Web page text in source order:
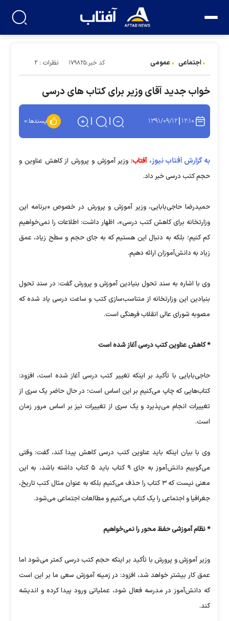
اجتماعی عمومی کد خبر:۱۷۹۸۲۵ نظرات : ۲
خواب جدید آقای وزیر برای کتاب های درسی
۱۲:۱۰ ۱۳۹۱/۰۹/۱۲ پسندها:۰
به گزارش آفتاب نیوز، آفتاب: وزیر آموزش و پرورش از کاهش عناوین و
حجم کتب درسی خبر داد.
حمیدرضا حاجی‌بابایی، وزیر آموزش و پرورش در خصوص «برنامه این
وزارتخانه برای کاهش کتب درسی»، اظهار داشت: اطلاعات را نمی‌خواهیم
کم کنیم؛ بلکه به دنبال این هستیم که به جای حجم و سطح زیاد، عمق
زیاد به دانش‌آموزان ارائه دهیم.
وی با اشاره به سند تحول بنیادین آموزش و پرورش گفت: در سند تحول
بنیادین این وزارتخانه از متناسب‌سازی کتب و ساعت درسی یاد شده که
مصوبه شورای عالی انقلاب فرهنگی است.
* کاهش عناوین کتب درسی آغاز شده است
حاجی‌بابایی با تأکید بر اینکه تغییر کتب درسی آغاز شده است، افزود:
کتاب‌هایی که چاپ می‌کنیم بر این اساس است؛ در حال حاضر یک سری از
تغییرات انجام می‌پذیرد و یک سری از تغییرات نیز بر اساس مرور زمان
است.
وی با بیان اینکه باید عناوین کتب درسی کاهش پیدا کند، گفت: وقتی
می‌گوییم دانش‌آموز به جای ۹ کتاب باید ۵ کتاب داشته باشد، به این
معنی نیست که ۳ کتاب را حذف می‌کنیم بلکه به عنوان مثال کتب تاریخ،
جغرافیا و اجتماعی را یک کتاب می‌کنیم و مطالعات اجتماعی می‌شود.
* نظام آموزشی حفظ محور را نمی‌خواهیم
وزیر آموزش و پرورش با تأکید بر اینکه حجم کتب درسی کمتر می‌شود اما
عمق کار بیشتر خواهد شد، افزود: در زمینه آموزش سعی ما بر این است
که دانش‌آموز در مدرسه فعال شود، عملیاتی ورود پیدا کرده و اندیشه
کند.